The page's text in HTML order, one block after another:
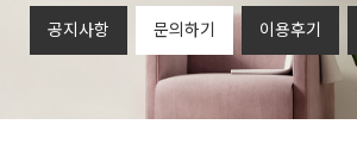
공지사항 문의하기 이용후기